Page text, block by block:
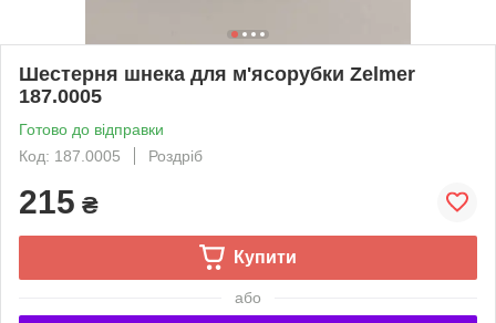
Шестерня шнека для м'ясорубки Zelmer
187.0005
Готово до відправки
Код: 187.0005
Роздріб
215 ₴
Купити
або